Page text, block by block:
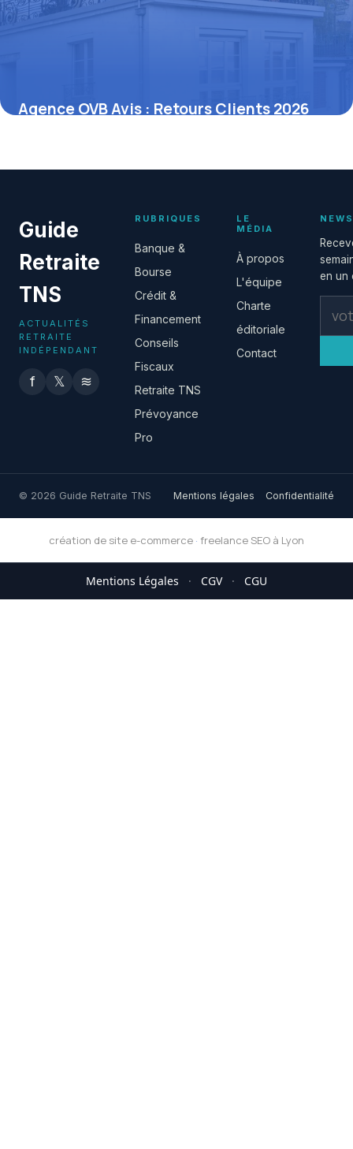
Agence OVB Avis : Retours Clients 2026
Guide
Retraite
TNS
ACTUALITÉS
RETRAITE
INDÉPENDANT
f 𝕏 ≋
RUBRIQUES
Banque &
Bourse
Crédit &
Financement
Conseils
Fiscaux
Retraite TNS
Prévoyance
Pro
LE
MÉDIA
À propos
L'équipe
Charte
éditoriale
Contact
en un
© 2026 Guide Retraite TNS Mentions légales Confidentialité
création de site e-commerce · freelance SEO à Lyon
Mentions Légales · CGV · CGU